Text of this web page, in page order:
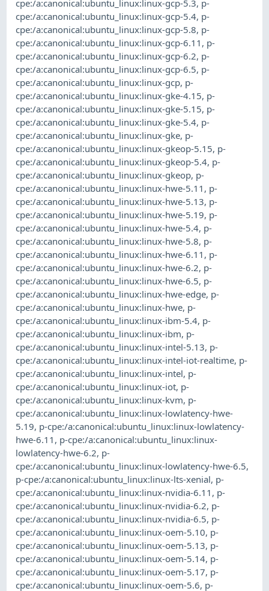
cpe:/a:canonical:ubuntu_linux:linux-gcp-5.3, p-
cpe:/a:canonical:ubuntu_linux:linux-gcp-5.4, p-
cpe:/a:canonical:ubuntu_linux:linux-gcp-5.8, p-
cpe:/a:canonical:ubuntu_linux:linux-gcp-6.11 , p-
cpe:/a:canonical:ubuntu_linux:linux-gcp-6.2, p-
cpe:/a:canonical:ubuntu_linux:linux-gcp-6.5, p-
cpe:/a:canonical:ubuntu_linux:linux-gcp, p-
cpe:/a:canonical:ubuntu_linux:linux-gke-4.15, p-
cpe:/a:canonical:ubuntu_linux:linux-gke-5.15, p-
cpe:/a:canonical:ubuntu_linux:linux-gke-5.4, p-
cpe:/a:canonical:ubuntu_linux:linux-gke, p-
cpe:/a:canonical:ubuntu_linux:linux-gkeop-5.15, p-
cpe:/a:canonical:ubuntu_linux:linux-gkeop-5.4, p-
cpe:/a:canonical:ubuntu_linux:linux-gkeop, p-
cpe:/a:canonical:ubuntu_linux:linux-hwe-5.11 , p-
cpe:/a:canonical:ubuntu_linux:linux-hwe-5.13, p-
cpe:/a:canonical:ubuntu_linux:linux-hwe-5.19, p-
cpe:/a:canonical:ubuntu_linux:linux-hwe-5.4, p-
cpe:/a:canonical:ubuntu_linux:linux-hwe-5.8, p-
cpe:/a:canonical:ubuntu_linux:linux-hwe-6.11 , p-
cpe:/a:canonical:ubuntu_linux:linux-hwe-6.2, p-
cpe:/a:canonical:ubuntu_linux:linux-hwe-6.5, p-
cpe:/a:canonical:ubuntu_linux:linux-hwe-edge, p-
cpe:/a:canonical:ubuntu_linux:linux-hwe, p-
cpe:/a:canonical:ubuntu_linux:linux-ibm-5.4, p-
cpe:/a:canonical:ubuntu_linux:linux-ibm, p-
cpe:/a:canonical:ubuntu_linux:linux-intel-5.13, p-
cpe:/a:canonical:ubuntu_linux:linux-intel-iot-realtime, p-
cpe:/a:canonical:ubuntu_linux:linux-intel, p-
cpe:/a:canonical:ubuntu_linux:linux-iot, p-
cpe:/a:canonical:ubuntu_linux:linux-kvm, p-
cpe:/a:canonical:ubuntu_linux:linux-lowlatency-hwe-
5.19, p-cpe:/a:canonical:ubuntu_linux:linux-lowlatency-
hwe-6.11 , p-cpe:/a:canonical:ubuntu_linux:linux-
lowlatency-hwe-6.2, p-
cpe:/a:canonical:ubuntu_linux:linux-lowlatency-hwe-6.5,
p-cpe:/a:canonical:ubuntu_linux:linux-lts-xenial, p-
cpe:/a:canonical:ubuntu_linux:linux-nvidia-6.11 , p-
cpe:/a:canonical:ubuntu_linux:linux-nvidia-6.2, p-
cpe:/a:canonical:ubuntu_linux:linux-nvidia-6.5, p-
cpe:/a:canonical:ubuntu_linux:linux-oem-5.10, p-
cpe:/a:canonical:ubuntu_linux:linux-oem-5.13, p-
cpe:/a:canonical:ubuntu_linux:linux-oem-5.14, p-
cpe:/a:canonical:ubuntu_linux:linux-oem-5.17, p-
cpe:/a:canonical:ubuntu_linux:linux-oem-5.6, p-